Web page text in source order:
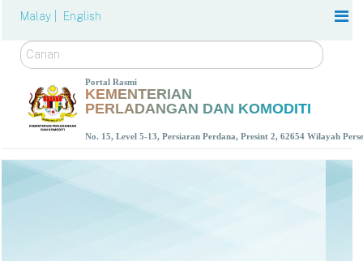
Malay | English
Carian
Portal Rasmi
KEMENTERIAN
PERLADANGAN DAN KOMODITI
No. 15, Level 5-13, Persiaran Perdana, Presint 2, 62654 Wilayah